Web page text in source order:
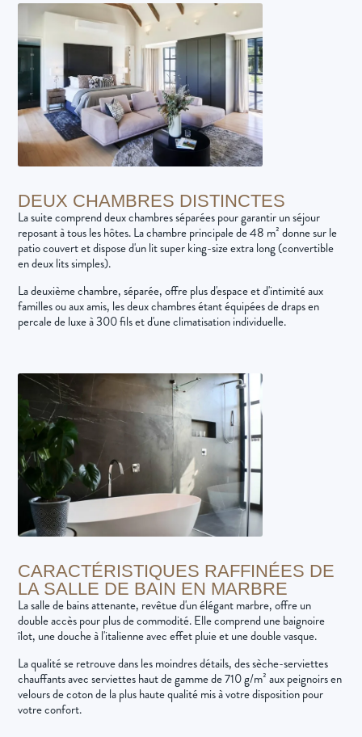
DEUX CHAMBRES DISTINCTES
La suite comprend deux chambres séparées pour garantir un séjour
reposant à tous les hôtes. La chambre principale de 48 m² donne sur le
patio couvert et dispose d'un lit super king-size extra long (convertible
en deux lits simples).
La deuxième chambre, séparée, offre plus d'espace et d'intimité aux
familles ou aux amis, les deux chambres étant équipées de draps en
percale de luxe à 300 fils et d'une climatisation individuelle.
CARACTÉRISTIQUES RAFFINÉES DE
LA SALLE DE BAIN EN MARBRE
La salle de bains attenante, revêtue d'un élégant marbre, offre un
double accès pour plus de commodité. Elle comprend une baignoire
îlot, une douche à l'italienne avec effet pluie et une double vasque.
La qualité se retrouve dans les moindres détails, des sèche-serviettes
chauffants avec serviettes haut de gamme de 710 g/m² aux peignoirs en
velours de coton de la plus haute qualité mis à votre disposition pour
votre confort.